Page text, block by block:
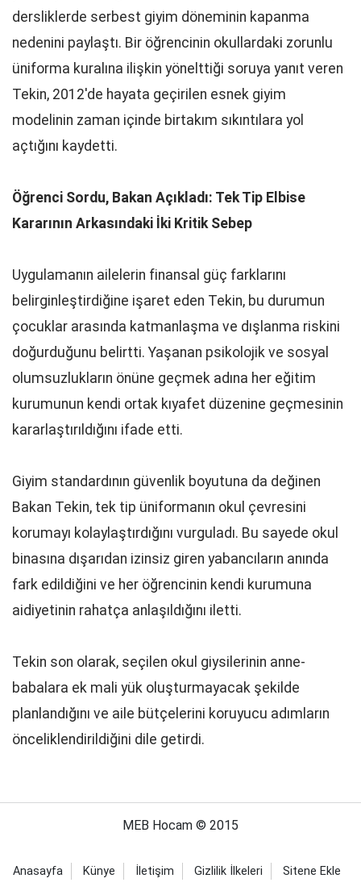
dersliklerde serbest giyim döneminin kapanma
nedenini paylaştı. Bir öğrencinin okullardaki zorunlu
üniforma kuralına ilişkin yönelttiği soruya yanıt veren
Tekin, 2012'de hayata geçirilen esnek giyim
modelinin zaman içinde birtakım sıkıntılara yol
açtığını kaydetti.
Öğrenci Sordu, Bakan Açıkladı: Tek Tip Elbise
Kararının Arkasındaki İki Kritik Sebep
Uygulamanın ailelerin finansal güç farklarını
belirginleştirdiğine işaret eden Tekin, bu durumun
çocuklar arasında katmanlaşma ve dışlanma riskini
doğurduğunu belirtti. Yaşanan psikolojik ve sosyal
olumsuzlukların önüne geçmek adına her eğitim
kurumunun kendi ortak kıyafet düzenine geçmesinin
kararlaştırıldığını ifade etti.
Giyim standardının güvenlik boyutuna da değinen
Bakan Tekin, tek tip üniformanın okul çevresini
korumayı kolaylaştırdığını vurguladı. Bu sayede okul
binasına dışarıdan izinsiz giren yabancıların anında
fark edildiğini ve her öğrencinin kendi kurumuna
aidiyetinin rahatça anlaşıldığını iletti.
Tekin son olarak, seçilen okul giysilerinin anne-
babalara ek mali yük oluşturmayacak şekilde
planlandığını ve aile bütçelerini koruyucu adımların
önceliklendirildiğini dile getirdi.
MEB Hocam © 2015
Anasayfa Künye İletişim Gizlilik İlkeleri Sitene Ekle